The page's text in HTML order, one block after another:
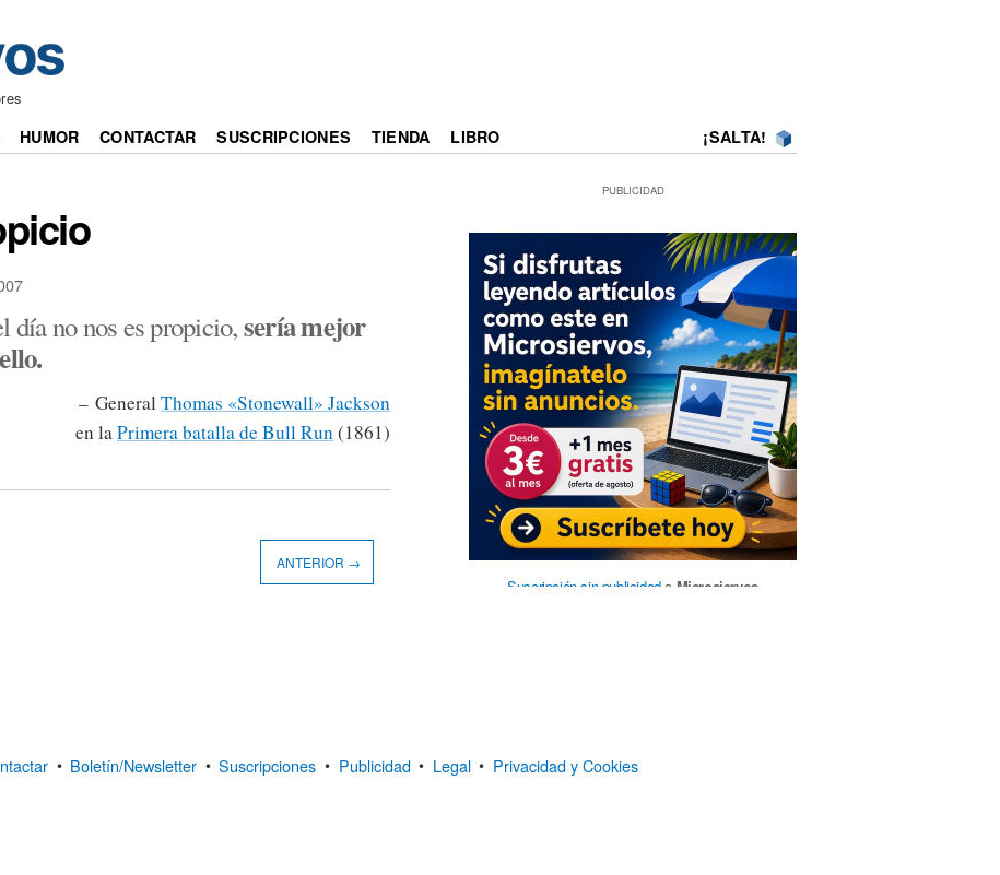
HUMOR CONTACTAR SUSCRIPCIONES TIENDA LIBRO ¡SALTA!
día no nos es propicio,sería mejor
– GeneralThomas «Stonewall» Jackson
en laPrimera batalla de Bull Run(1861)
PUBLICIDAD
Suscripción sin publicidada Microsiervos
ANTERIOR →
• Boletín/Newsletter • Suscripciones • Publicidad • Legal • Privacidad y Cookies